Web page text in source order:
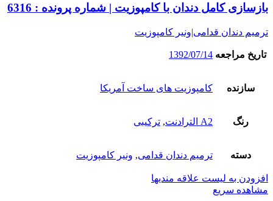
بازسازی کامل دندان با کامپوزیت | شماره پرونده : 6316
ترمیم دندان قدامی|ونیر کامپوزیت
تاریخ مراجعه 1392/07/14
سازنده کامپوزیت های ساخت آمریکا
رنگ A2 الترادنت , ترکیبی
دسته ترمیم دندان قدامی, ونیر کامپوزیت
افزودن به لیست علاقه مندیها
مشاهده سریع